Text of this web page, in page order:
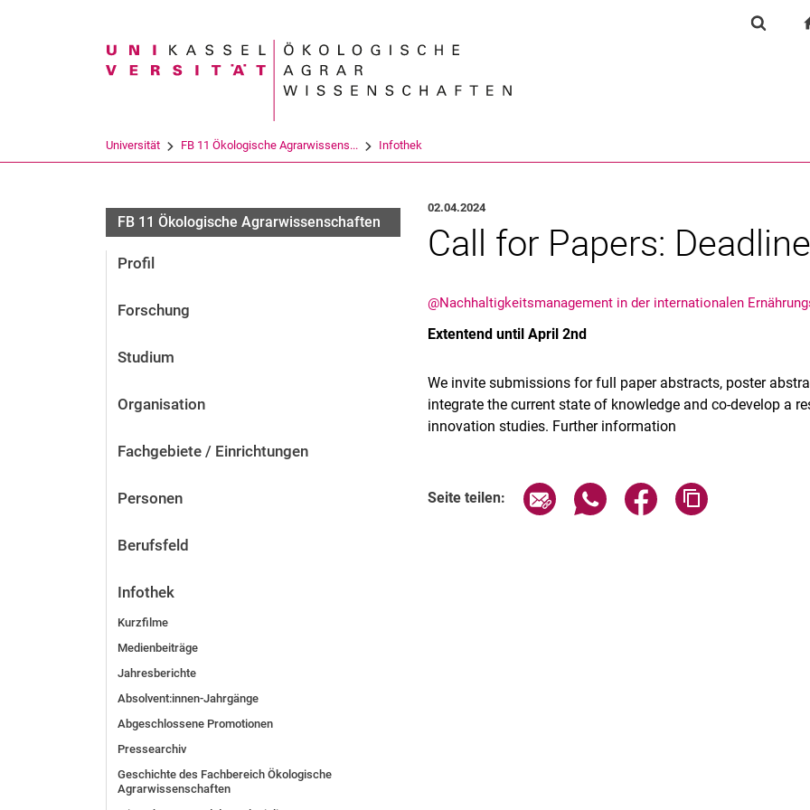
Springe direkt zu: Inhalt
Springe direkt zu: Suche
Springe direkt zu:
Suchbegriff
Universität FB 11 Ökologische Agrarwissens... Infothek
FB 11 Ökologische Agrarwissenschaften
Profil
Forschung
Studium
Organisation
Fachgebiete / Einrichtungen
Personen
Berufsfeld
Infothek
Kurzfilme
Medienbeiträge
Jahresberichte
Absolvent:innen-Jahrgänge
Abgeschlossene Promotionen
Pressearchiv
Geschichte des Fachbereich Ökologische
Agrarwissenschaften
02.04.2024
Call for Papers:
@Nachhaltigkeitsmanagement in der internationalen
Extentend until April 2nd
We invite submissions for full paper abstracts, poster
integrate the current state of knowledge and co-develop a
innovation studies. Further information
Seite teilen: Seite über E-Mail teilen
Seite über WhatsApp teilen
Seite über Facebook